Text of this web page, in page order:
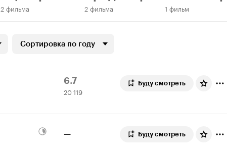
2 фильма 2 фильма 1 фильм
Сортировка по году
Рейтинг
Кинопоиска
6.7
20
119
20 119
Буду смотреть
— Буду смотреть